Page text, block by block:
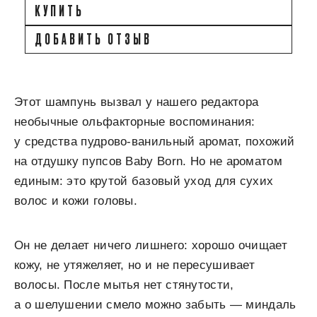
КУПИТЬ
ДОБАВИТЬ ОТЗЫВ
Этот шампунь вызвал у нашего редактора
необычные ольфакторные воспоминания:
у средства пудрово-ванильный аромат, похожий
на отдушку пупсов Baby Born. Но не ароматом
единым: это крутой базовый уход для сухих
волос и кожи головы.
Он не делает ничего лишнего: хорошо очищает
кожу, не утяжеляет, но и не пересушивает
волосы. После мытья нет стянутости,
а о шелушении смело можно забыть — миндаль